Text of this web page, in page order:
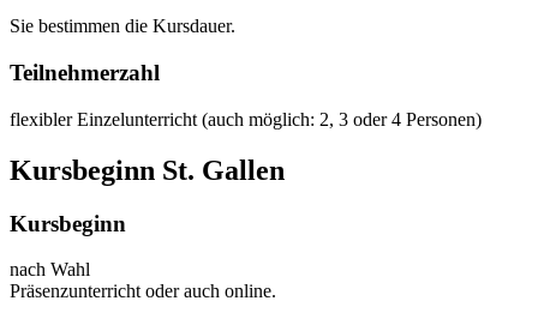
Sie bestimmen die Kursdauer.
Teilnehmerzahl
flexibler Einzelunterricht (auch möglich: 2, 3 oder 4 Personen)
Kursbeginn St. Gallen
Kursbeginn
nach Wahl
Präsenzunterricht oder auch online.